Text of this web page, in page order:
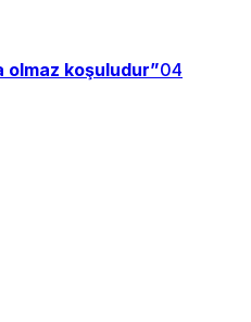
olmaz koşuludur”04